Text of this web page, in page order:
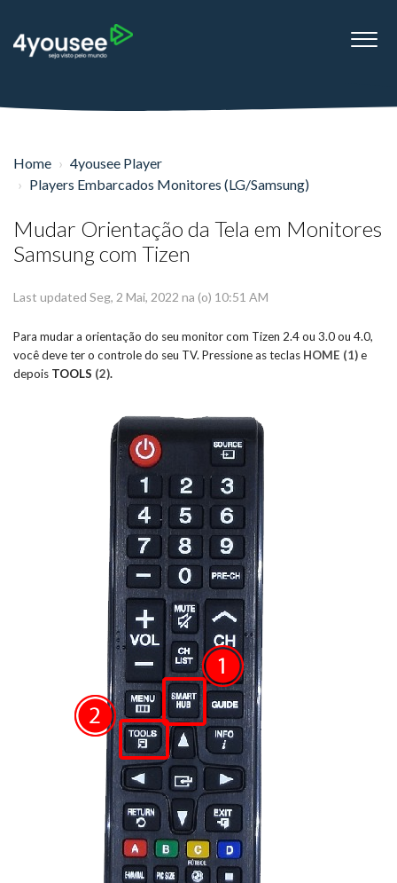
Home
4yousee Player
Players Embarcados Monitores (LG/Samsung)
Mudar Orientação da Tela em Monitores
Samsung com Tizen
Last updated Seg, 2 Mai, 2022 na (o) 10:51 AM
Para mudar a orientação do seu monitor com Tizen 2.4 ou 3.0 ou 4.0,
você deve ter o controle do seu TV. Pressione as teclas HOME (1)e
depois TOOLS (2).